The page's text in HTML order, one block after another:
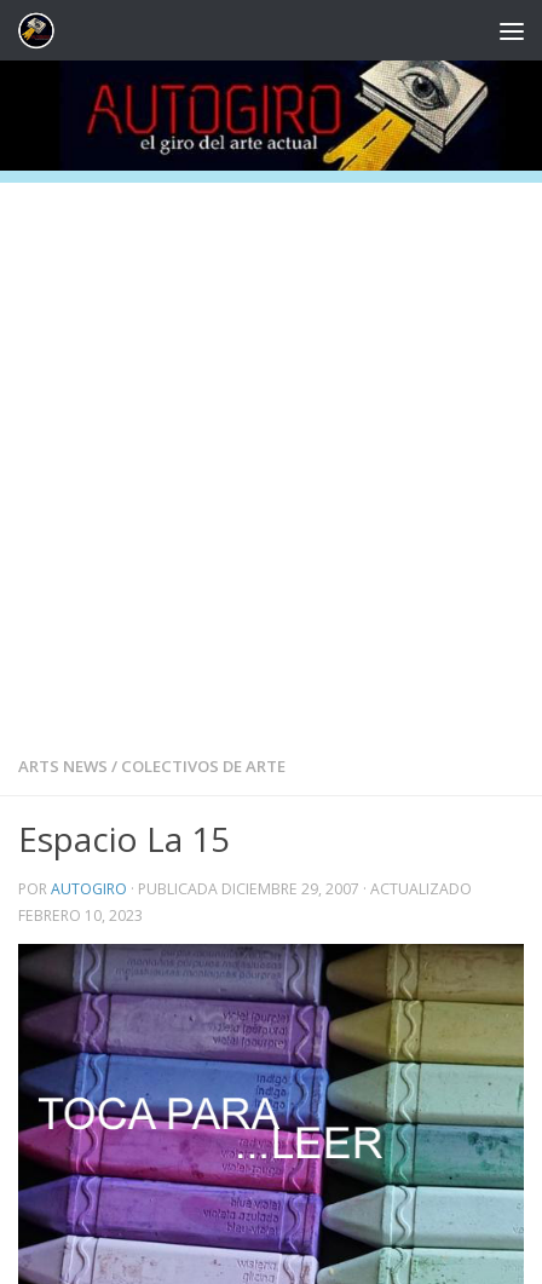
Saltar al contenido
ARTS NEWS / COLECTIVOS DE ARTE
Espacio La 15
PORAUTOGIRO · PUBLICADA DICIEMBRE 29, 2007 · ACTUALIZADO
FEBRERO 10, 2023